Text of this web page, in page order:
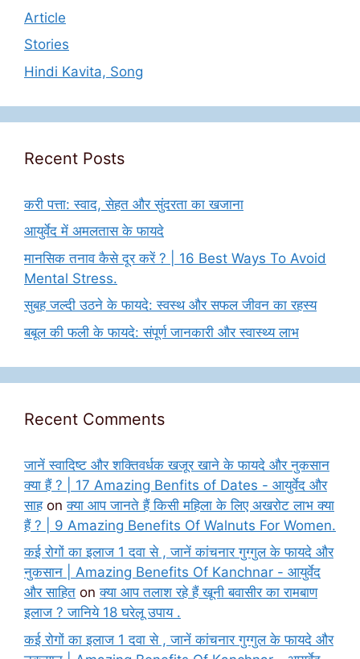
Article
Stories
Hindi Kavita, Song
Recent Posts
करी पत्ता: स्वाद, सेहत और सुंदरता का खजाना
आयुर्वेद में अमलतास के फायदे
मानसिक तनाव कैसे दूर करें ? | 16 Best Ways To Avoid
Mental Stress.
सुबह जल्दी उठने के फायदे: स्वस्थ और सफल जीवन का रहस्य
बबूल की फली के फायदे: संपूर्ण जानकारी और स्वास्थ्य लाभ
Recent Comments
जानें स्वादिष्ट और शक्तिवर्धक खजूर खाने के फायदे और नुकसान
क्या हैं ? | 17 Amazing Benfits of Dates - आयुर्वेद और
साहonक्या आप जानते हैं किसी महिला के लिए अखरोट लाभ क्या
हैं ? | 9 Amazing Benefits Of Walnuts For Women.
कई रोगों का इलाज 1 दवा से , जानें कांचनार गुग्गुल के फायदे और
नुकसान | Amazing Benefits Of Kanchnar - आयुर्वेद
और साहित onक्या आप तलाश रहे हैं खूनी बवासीर का रामबाण
इलाज ? जानिये 18 घरेलू उपाय .
कई रोगों का इलाज 1 दवा से , जानें कांचनार गुग्गुल के फायदे और